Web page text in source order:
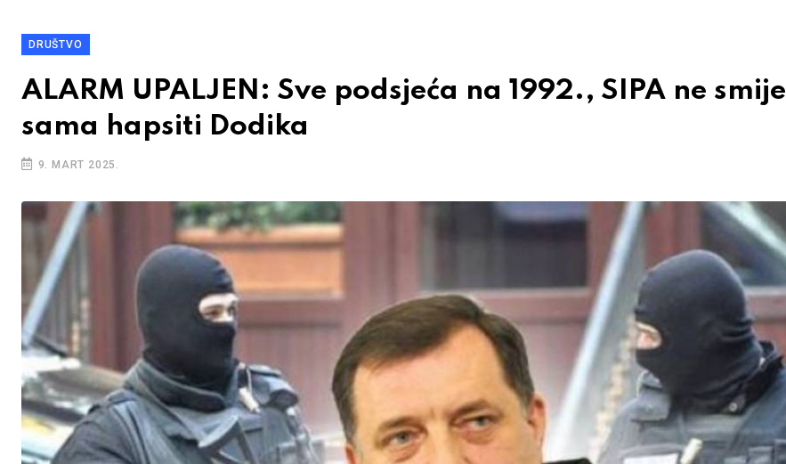
DRUŠTVO
ALARM UPALJEN: Sve podsjeća na 1992., SIPA ne smije
sama hapsiti Dodika
9. MART 2025.